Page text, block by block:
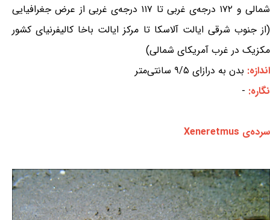
شمالی و ۱۷۲ درجه‌ی غربی تا ۱۱۷ درجه‌ی غربی از عرض جغرافیایی
(از جنوب شرقی ایالت آلاسکا تا مرکز ایالت باخا کالیفرنیای کشور
مکزیک در غرب آمریکای شمالی)
اندازه: بدن به درازای ۹/۵ سانتی‌متر
نگاره: -
سرده‌ی Xeneretmus